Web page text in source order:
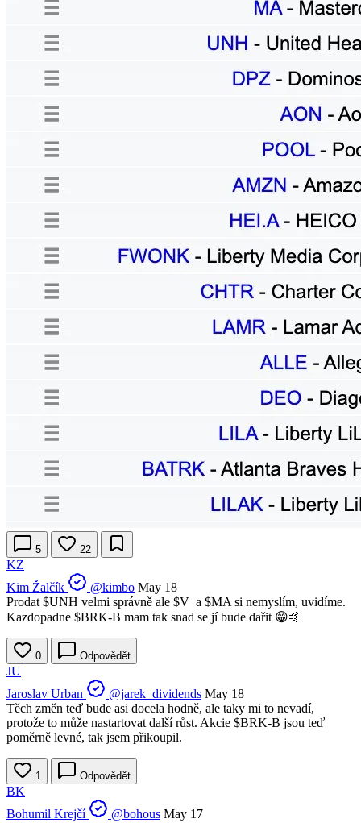
5 22
KZ
Kim Žalčík
@kimbo May 18
Prodat $UNH velmi správně ale $V a $MA si nemyslím, uvidíme.
Kazdopadne $BRK-B mam tak snad se jí bude dařit 😁🤙
0 Odpovědět
JU
Jaroslav Urban
@jarek_dividends May 18
Těch změn teď bude asi docela hodně, ale taky mi to nevadí,
protože to může nastartovat další růst. Akcie $BRK-B jsou teď
poměrně levné, tak jsem přikoupil.
1 Odpovědět
BK
Bohumil Krejčí
@bohous May 17